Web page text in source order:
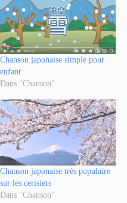
Chanson japonaise simple pour
enfant
Dans "Chanson"
Chanson japonaise très populaire
sur les cerisiers
Dans "Chanson"